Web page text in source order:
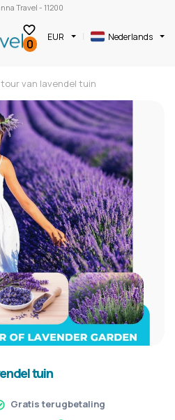
Travel - 11200
0 EUR Nederlands
van lavendel tuin
tuin
Gratis terugbetaling